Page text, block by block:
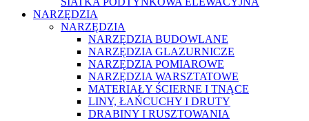
NARZĘDZIA
NARZĘDZIA
NARZĘDZIA BUDOWLANE
NARZĘDZIA GLAZURNICZE
NARZĘDZIA POMIAROWE
NARZĘDZIA WARSZTATOWE
MATERIAŁY ŚCIERNE I TNĄCE
LINY, ŁAŃCUCHY I DRUTY
DRABINY I RUSZTOWANIA